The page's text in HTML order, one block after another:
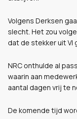
Volgens Derksen
slecht. Het zou
dat de stekker uit VI
NRC onthulde al
waarin aan
aantal dagen vrij te
De komende tijd